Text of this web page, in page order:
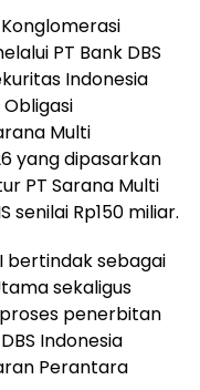
Konglomerasi
PT Bank DBS
Indonesia
Multi
yang dipasarkan
PT Sarana Multi
Rp150 miliar.
bertindak sebagai
sekaligus
penerbitan
Indonesia
Perantara